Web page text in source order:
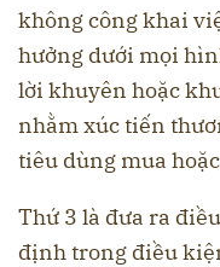
không công khai
hưởng dưới mọi
lời khuyên hoặc
nhằm xúc tiến
tiêu dùng mua
Thứ 3 là đưa ra
định trong điều